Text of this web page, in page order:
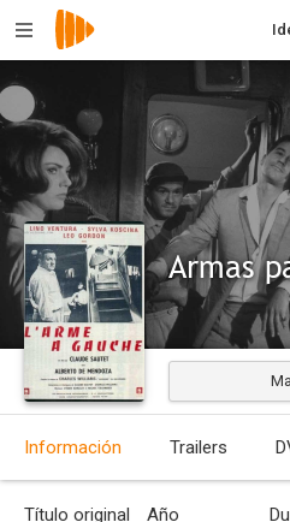
Armas
Información Trailers
Título original Año